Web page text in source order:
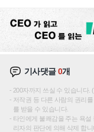
기사댓글0개
200자까지 쓰실 수 있습니다.
저작권 등 다른 사람의 권리
를 받을 수 있습니다.
타인에게 불쾌감을 주는 욕
리자의 판단에 의해 삭제 합니